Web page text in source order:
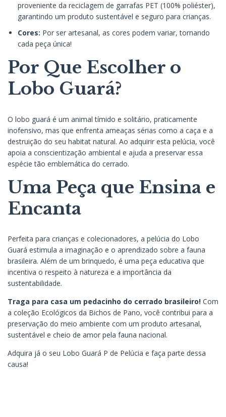
proveniente da reciclagem de garrafas PET (100% poliéster),
garantindo um produto sustentável e seguro para crianças.
Cores: Por ser artesanal, as cores podem variar, tornando
cada peça única!
Por Que Escolher o
Lobo Guará?
O lobo guará é um animal tímido e solitário, praticamente
inofensivo, mas que enfrenta ameaças sérias como a caça e a
destruição do seu habitat natural. Ao adquirir esta pelúcia, você
apoia a conscientização ambiental e ajuda a preservar essa
espécie tão emblemática do cerrado.
Uma Peça que Ensina e
Encanta
Perfeita para crianças e colecionadores, a pelúcia do Lobo
Guará estimula a imaginação e o aprendizado sobre a fauna
brasileira. Além de um brinquedo, é uma peça educativa que
incentiva o respeito à natureza e a importância da
sustentabilidade.
Traga para casa um pedacinho do cerrado brasileiro! Com
a coleção Ecológicos da Bichos de Pano, você contribui para a
preservação do meio ambiente com um produto artesanal,
sustentável e cheio de amor pela fauna nacional.
Adquira já o seu Lobo Guará P de Pelúcia e faça parte dessa
causa!